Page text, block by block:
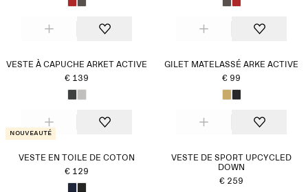
VESTE À CAPUCHE ARKET ACTIVE
€ 139
GILET MATELASSÉ ARKE ACTIVE
€ 99
Nouveauté
VESTE EN TOILE DE COTON
€ 129
VESTE DE SPORT UPCYCLED
DOWN
€ 259